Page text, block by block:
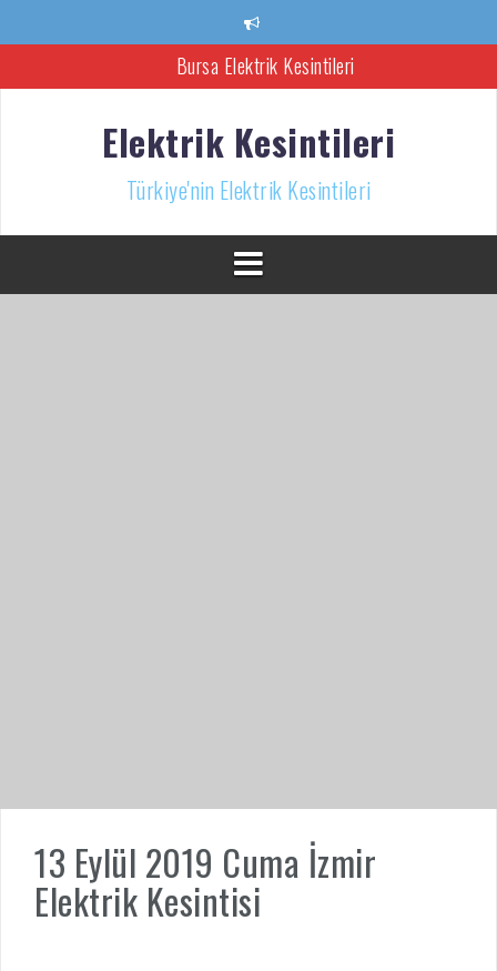
Bursa Elektrik Kesintileri
Türkiye’nin Elektrik Kesintileri Haber Kaynağı
İzmir Elektrik Kesintisi
Elektrik Kesintileri
Türkiye'nin Elektrik Kesintileri
13 Eylül 2019 Cuma İzmir
Elektrik Kesintisi